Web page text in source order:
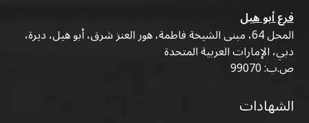
فرع أبو هيل
المحل 64، مبنى الشيخة فاطمة، هور العنز شرق، أبو هيل، ديرة،
دبي، الإمارات العربية المتحدة
ص.ب: 99070
الشهادات